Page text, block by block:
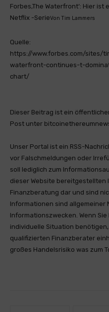
Forbes‚The Waterfront‘: Hier
Netflix -SerieVon Tim Lammers
Quelle:
https://www.forbes.com/sites/
waterfront-continues-t-
chart/
Dieser Beitrag ist ein
Post unter
Unser Portal ist ein RSS-
vor Falschmeldungen oder
soll lediglich zum
dieser Website bereitgestellten
Finanzberatung dar und sind
Informationen sind allgemeiner
Informationszwecken. Wenn
individuelle Situation
qualifizierten Finanzberater
großes Handelsrisiko was zum